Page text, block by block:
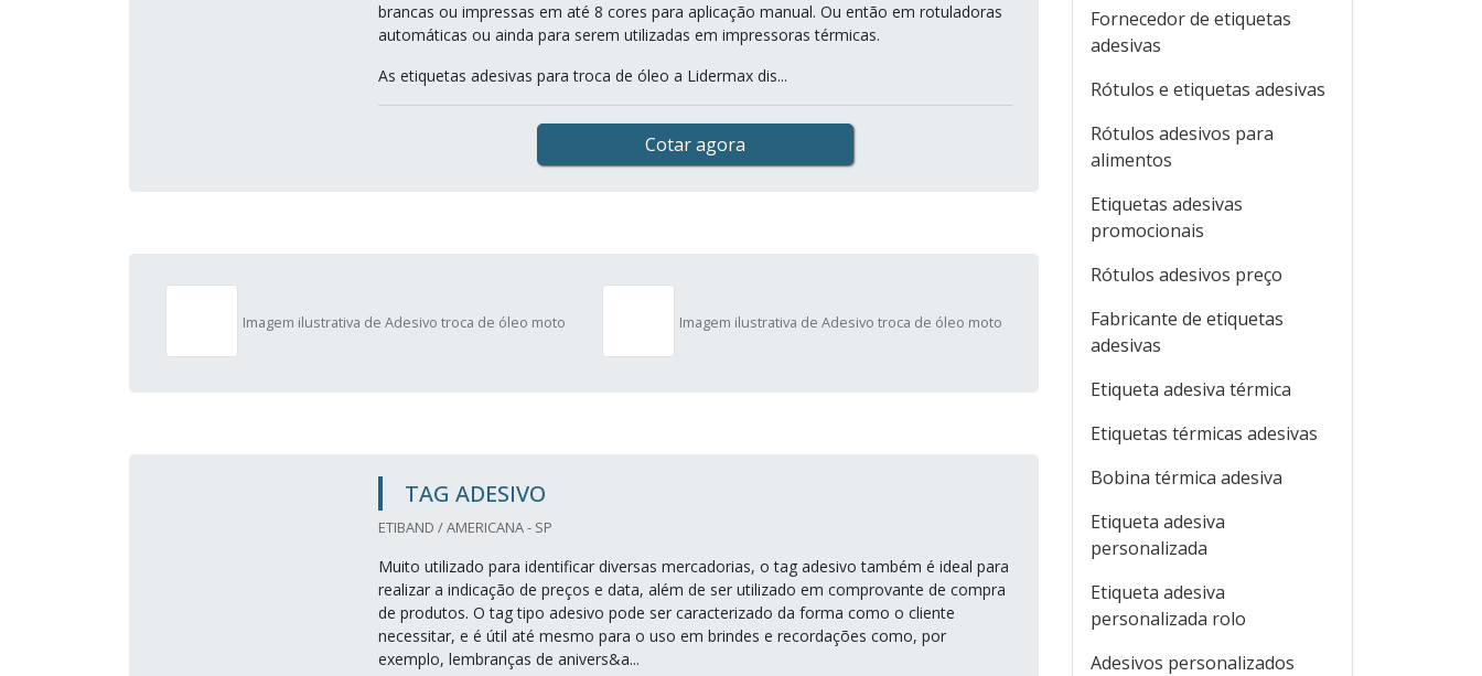
brancas ou impressas em até 8 cores para aplicação manual. Ou então em rotuladoras
automáticas ou ainda para serem utilizadas em impressoras térmicas.
As etiquetas adesivas para troca de óleo a Lidermax dis...
Cotar agora
Imagem ilustrativa de Adesivo troca de óleo moto Imagem ilustrativa de Adesivo troca de óleo moto
TAG ADESIVO
ETIBAND / AMERICANA - SP
Muito utilizado para identificar diversas mercadorias, o tag adesivo também é ideal para
realizar a indicação de preços e data, além de ser utilizado em comprovante de compra
de produtos. O tag tipo adesivo pode ser caracterizado da forma como o cliente
necessitar, e é útil até mesmo para o uso em brindes e recordações como, por
exemplo, lembranças de anivers&a...
Fornecedor de etiquetas
adesivas
Rótulos e etiquetas adesivas
Rótulos adesivos para
alimentos
Etiquetas adesivas
promocionais
Rótulos adesivos preço
Fabricante de etiquetas
adesivas
Etiqueta adesiva térmica
Etiquetas térmicas adesivas
Bobina térmica adesiva
Etiqueta adesiva
personalizada
Etiqueta adesiva
personalizada rolo
Adesivos personalizados